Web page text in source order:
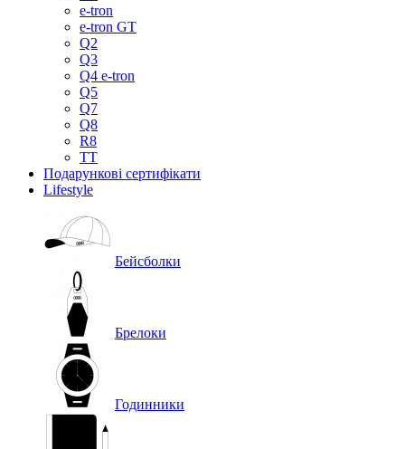
e-tron
e-tron GT
Q2
Q3
Q4 e-tron
Q5
Q7
Q8
R8
TT
Подарункові сертифікати
Lifestyle
Бейсболки
Брелоки
Годинники